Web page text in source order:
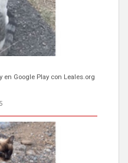
en Google Play con Leales.org